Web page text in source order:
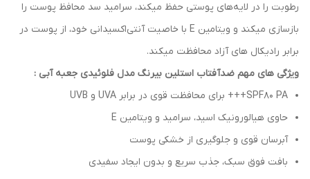
رطوبت را در لایه‌های پوستی حفظ میکند، سرامید سد محافظ پوست را
بازسازی میکند و ویتامین E با خاصیت آنتی‌اکسیدانی خود، از پوست در
برابر رادیکال‌ های آزاد محافظت میکند.
ویژگی های مهم ضدآفتاب استلین بیرنگ مدل فلوئیدی جعبه آبی :
SPF80 PA+++ برای محافظت قوی در برابر UVA و UVB
حاوی هیالورونیک اسید، سرامید و ویتامین E
آبرسان قوی و جلوگیری از خشکی پوست
بافت فوق سبک، جذب سریع و بدون ایجاد سفیدی